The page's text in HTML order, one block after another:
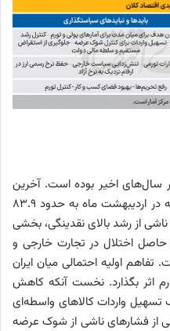
سال‌های اخیر بوده است. آخرین
آمارها نشان می‌دهد تورم نقطه‌به‌نقطه در اردیبهشت ماه به حدود ۸۳.۹
از رشد بالای نقدینگی، بخشی
اختلال در تجارت خارجی و
اولیه احتمالی میان ایران
اثر بگذارد. نخست آنکه کاهش
واردات کالاهای واسطه‌ای
از فشارهای ناشی از شوک عرضه